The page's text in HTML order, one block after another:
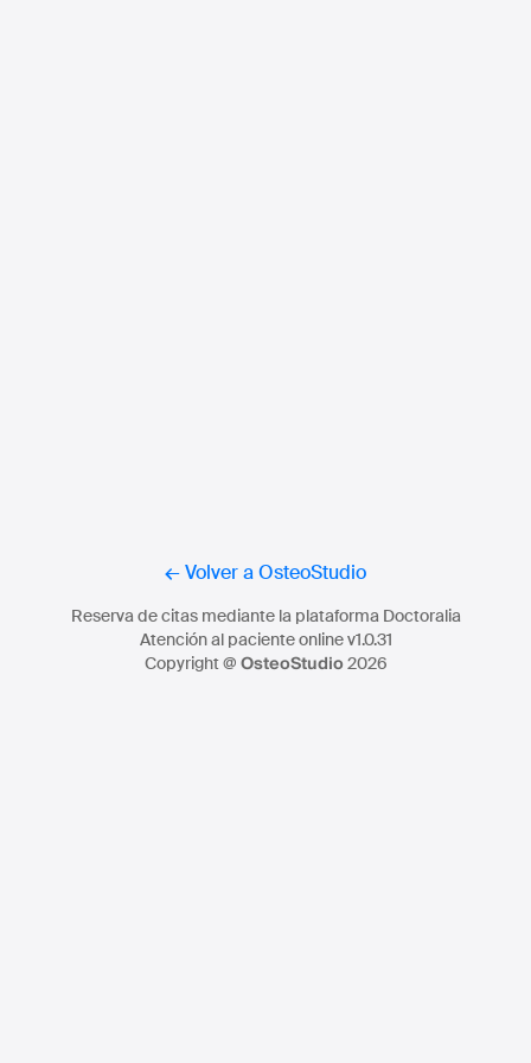
← Volver a OsteoStudio
Reserva de citas mediante la plataforma Doctoralia
Atención al paciente online v1.0.31
Copyright @ OsteoStudio2026